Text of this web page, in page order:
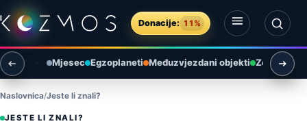
Preskoči na sadržaj
Donacije: 11%
Otvori izbornik
Otvori pretragu
Mjesec Egzoplaneti Međuzvjezdani objekti Zemlja i
Naslovnica Jeste li znali?
JESTE LI ZNALI?